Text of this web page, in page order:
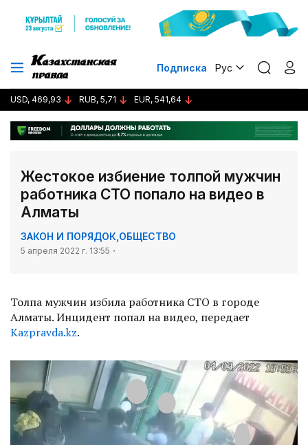
Подписка Рус
USD, 469,93 RUB, 5,71 EUR, 541,64
Жестокое избиение толпой мужчин
работника СТО попало на видео в
Алматы
ЗАКОН И ПОРЯДОК ОБЩЕСТВО
5 апреля 2022 г. 13:55
Толпа мужчин избила работника СТО в городе
Алматы. Инцидент попал на видео, передает
Kazpravda.kz.